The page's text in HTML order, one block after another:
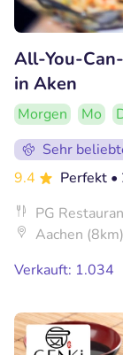
All-You-
in Aken
Morgen Mo
Sehr
9.4
Perfekt •
PG
Aachen (8km)
Verkauft: 1.034